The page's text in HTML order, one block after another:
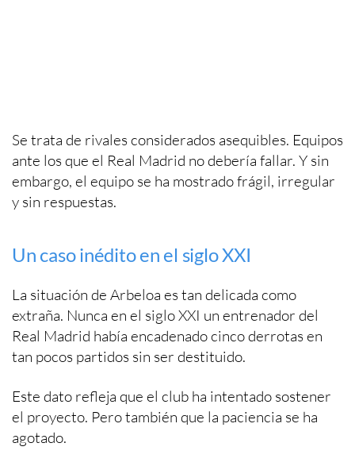
Se trata de rivales considerados asequibles. Equipos
ante los que el Real Madrid no debería fallar. Y sin
embargo, el equipo se ha mostrado frágil, irregular
y sin respuestas.
Un caso inédito en el siglo XXI
La situación de Arbeloa es tan delicada como
extraña. Nunca en el siglo XXI un entrenador del
Real Madrid había encadenado cinco derrotas en
tan pocos partidos sin ser destituido.
Este dato refleja que el club ha intentado sostener
el proyecto. Pero también que la paciencia se ha
agotado.